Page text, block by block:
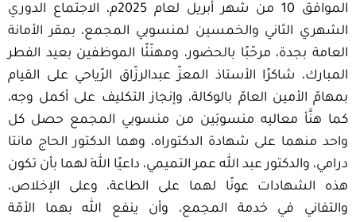
الموافق 10 من شهر أبريل لعام 2025م، الاجتماع الدوري
الشهري الثاني والخمسين لمنسوبي المجمع، بمقر الأمانة
العامة بجدة، مرحّبًا بالحضور، ومهنّئًا الموظفين بعيد الفطر
المبارك، شاكرًا الأستاذ المعزّ عبدالرزّاق الرّياحي على القيام
بمهامّ الأمين العامّ بالوكالة، وإنجاز التكليف على أكمل وجه،
كما هنَّأ معاليه منسوبَين من منسوبي المجمع حصل كل
واحد منهما على شهادة الدكتوراه، وهما الدكتور الحاج مانتا
درامي، والدكتور عبد الله عمر التميمي، داعيًا اللهَ لهما بأن تكون
هذه الشهادات عونًا لهما على الطاعة، وعلى الإخلاص،
والتفاني في خدمة المجمع، وأن ينفع الله بهما الأمّة